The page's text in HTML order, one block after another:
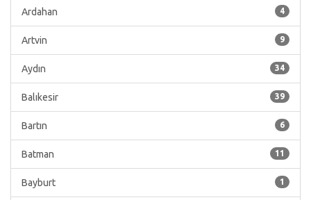
4
Ardahan
9
Artvin
34
Aydın
39
Balıkesir
6
Bartın
11
Batman
1
Bayburt